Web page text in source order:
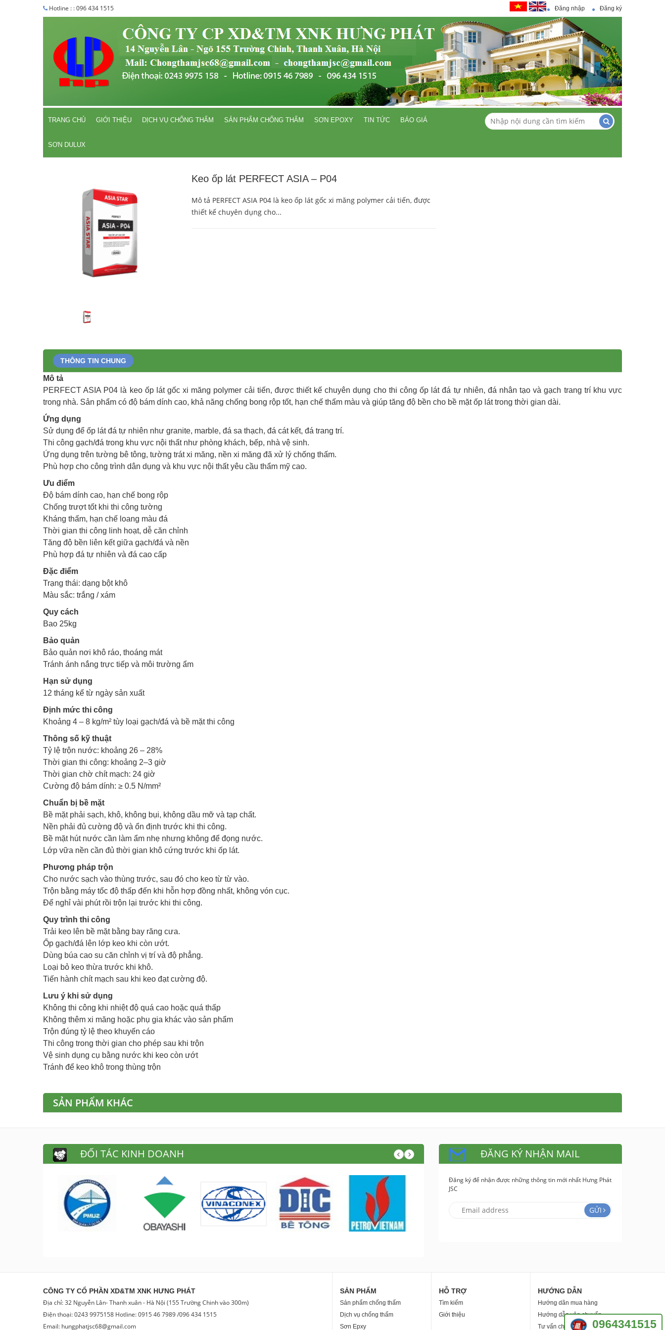
Hotline : : 096 434 1515 Đăng nhập Đăng ký
TRANG CHỦ GIỚI THIỆU DỊCH VỤ CHỐNG THẤM SẢN PHẨM CHỐNG THẤM SƠN EPOXY TIN TỨC BÁO GIÁ
SƠN DULUX
Keo ốp lát PERFECT ASIA – P04
Mô tả PERFECT ASIA P04 là keo ốp lát gốc xi măng polymer cải tiến, được
thiết kế chuyên dụng cho...
THÔNG TIN CHUNG
Mô tả
PERFECT ASIA P04 là keo ốp lát gốc xi măng polymer cải tiến, được thiết kế chuyên dụng cho thi công ốp lát đá tự nhiên, đá nhân tạo và gạch trang trí khu vực
trong nhà. Sản phẩm có độ bám dính cao, khả năng chống bong rộp tốt, hạn chế thấm màu và giúp tăng độ bền cho bề mặt ốp lát trong thời gian dài.
Ứng dụng
Sử dụng để ốp lát đá tự nhiên như granite, marble, đá sa thạch, đá cát kết, đá trang trí.
Thi công gạch/đá trong khu vực nội thất như phòng khách, bếp, nhà vệ sinh.
Ứng dụng trên tường bê tông, tường trát xi măng, nền xi măng đã xử lý chống thấm.
Phù hợp cho công trình dân dụng và khu vực nội thất yêu cầu thẩm mỹ cao.
Ưu điểm
Độ bám dính cao, hạn chế bong rộp
Chống trượt tốt khi thi công tường
Kháng thấm, hạn chế loang màu đá
Thời gian thi công linh hoạt, dễ căn chỉnh
Tăng độ bền liên kết giữa gạch/đá và nền
Phù hợp đá tự nhiên và đá cao cấp
Đặc điểm
Trạng thái: dạng bột khô
Màu sắc: trắng / xám
Quy cách
Bao 25kg
Bảo quản
Bảo quản nơi khô ráo, thoáng mát
Tránh ánh nắng trực tiếp và môi trường ẩm
Hạn sử dụng
12 tháng kể từ ngày sản xuất
Định mức thi công
Khoảng 4 – 8 kg/m² tùy loại gạch/đá và bề mặt thi công
Thông số kỹ thuật
Tỷ lệ trộn nước: khoảng 26 – 28%
Thời gian thi công: khoảng 2–3 giờ
Thời gian chờ chít mạch: 24 giờ
Cường độ bám dính: ≥ 0.5 N/mm²
Chuẩn bị bề mặt
Bề mặt phải sạch, khô, không bụi, không dầu mỡ và tạp chất.
Nền phải đủ cường độ và ổn định trước khi thi công.
Bề mặt hút nước cần làm ẩm nhẹ nhưng không để đọng nước.
Lớp vữa nền cần đủ thời gian khô cứng trước khi ốp lát.
Phương pháp trộn
Cho nước sạch vào thùng trước, sau đó cho keo từ từ vào.
Trộn bằng máy tốc độ thấp đến khi hỗn hợp đồng nhất, không vón cục.
Để nghỉ vài phút rồi trộn lại trước khi thi công.
Quy trình thi công
Trải keo lên bề mặt bằng bay răng cưa.
Ốp gạch/đá lên lớp keo khi còn ướt.
Dùng búa cao su căn chỉnh vị trí và độ phẳng.
Loại bỏ keo thừa trước khi khô.
Tiến hành chít mạch sau khi keo đạt cường độ.
Lưu ý khi sử dụng
Không thi công khi nhiệt độ quá cao hoặc quá thấp
Không thêm xi măng hoặc phụ gia khác vào sản phẩm
Trộn đúng tỷ lệ theo khuyến cáo
Thi công trong thời gian cho phép sau khi trộn
Vệ sinh dụng cụ bằng nước khi keo còn ướt
Tránh để keo khô trong thùng trộn
SẢN PHẨM KHÁC
0964341515
ĐỐI TÁC KINH DOANH ĐĂNG KÝ NHẬN MAIL
Đăng ký để nhận được những thông tin mới nhất Hưng Phát
JSC
GỬI
CÔNG TY CỔ PHẦN XD&TM XNK HƯNG PHÁT
Địa chỉ: 32 Nguyễn Lân- Thanh xuân - Hà Nội (155 Trường Chinh vào 300m)
Điện thoại: 0243 9975158 Hotline: 0915 46 7989 /096 434 1515
Email: hungphatjsc68@gmail.com
SẢN PHẨM
Sản phẩm chống thấm
Dịch vụ chống thấm
Sơn Epxy
HỖ TRỢ
Tìm kiếm
Giới thiệu
HƯỚNG DẪN
Hướng dãn mua hàng
Hướng dẫn vận chuyển
Tư vấn chống thấm